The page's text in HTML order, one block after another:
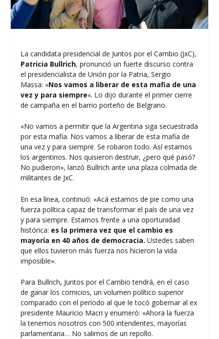
La candidata presidencial de Juntos por el Cambio (JxC),
Patricia Bullrich, pronunció un fuerte discurso contra
el presidencialista de Unión por la Patria, Sergio
Massa: «Nos vamos a liberar de esta mafia de una
vez y para siempre«. Lo dijo durante el primer cierre
de campaña en el barrio porteño de Belgrano.
«No vamos a permitir que la Argentina siga secuestrada
por esta mafia. Nos vamos a liberar de esta mafia de
una vez y para siempre. Se robaron todo. Así estamos
los argentinos. Nos quisieron destruir, ¿pero qué pasó?
No pudieron», lanzó Bullrich ante una plaza colmada de
militantes de JxC.
En esa línea, continuó: «Acá estamos de pie como una
fuerza política capaz de transformar el país de una vez
y para siempre. Estamos frente a una oportunidad
histórica: es la primera vez que el cambio es
mayoría en 40 años de democracia. Ustedes saben
que ellos tuvieron más fuerza nos hicieron la vida
imposible».
Para Bullrich, Juntos por el Cambio tendrá, en el caso
de ganar los comicios, un volumen político superior
comparado con el período al que le tocó gobernar al ex
presidente Mauricio Macri y enumeró: «Ahora la fuerza
la tenemos nosotros con 500 intendentes, mayorías
parlamentaria… No salimos de un repollo.